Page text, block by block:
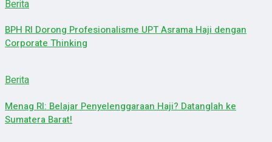
Berita
BPH RI Dorong Profesionalisme UPT Asrama Haji dengan
Corporate Thinking
Berita
Menag RI: Belajar Penyelenggaraan Haji? Datanglah ke
Sumatera Barat!